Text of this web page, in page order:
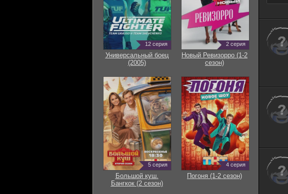
12 серия
Универсальный боец
(2005)
2 серия
Новый Ревизорро (1-2
сезон)
5 серия
Большой куш.
Бангкок (2 сезон)
4 серия
Погоня (1-2 сезон)